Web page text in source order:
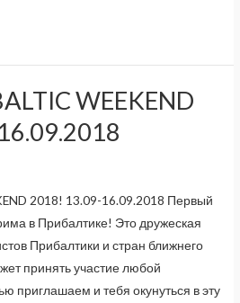
WEEKEND
2018! 13.09-16.09.2018 Первый
в Прибалтике! Это дружеская
Прибалтики и стран ближнего
принять участие любой
приглашаем и тебя окунуться в эту